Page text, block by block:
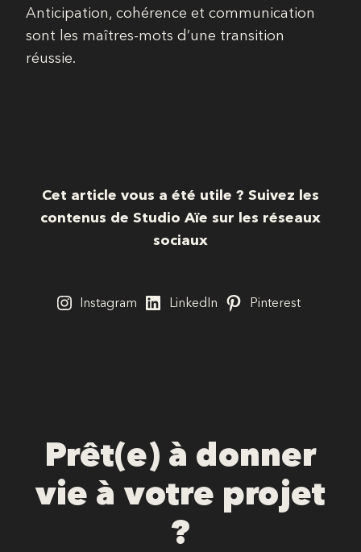
Anticipation, cohérence et communication
sont les maîtres-mots d’une transition
réussie.
Cet article vous a été utile ? Suivez les
contenus de Studio Aïe sur les réseaux
sociaux
Instagram LinkedIn Pinterest
Prêt(e) à donner
vie à votre projet
?